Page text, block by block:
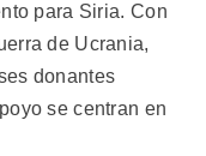
para Siria. Con
de Ucrania,
donantes
se centran en